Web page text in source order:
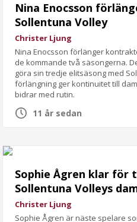
Nina Enocsson
Sollentuna Volley
Christer Ljung
Nina Enocsson förlänger
de kommande två säsongerna.
göra sin tredje elitsäsong med
förlängning ger kontinuitet till
bidrar med rutin.
11 år sedan
Sophie Ågren klar för
Sollentuna Volleys
Christer Ljung
Sophie Ågren är näste spelare